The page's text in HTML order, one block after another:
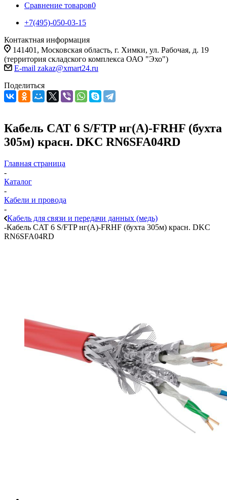
Сравнение товаров0
+7(495)-050-03-15
Контактная информация
141401, Московская область, г. Химки, ул. Рабочая, д. 19
(территория складского комплекса ОАО "Эхо")
E-mail zakaz@xmart24.ru
Поделиться
Кабель CAT 6 S/FTP нг(А)-FRHF (бухта
305м) красн. DKC RN6SFA04RD
Главная страница
-
Каталог
-
Кабели и провода
-
Кабель для связи и передачи данных (медь)
-Кабель CAT 6 S/FTP нг(А)-FRHF (бухта 305м) красн. DKC
RN6SFA04RD